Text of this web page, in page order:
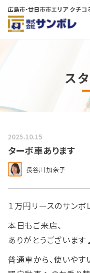
ス
2025.10.15
ターボ車あります
長谷川 加奈子
１万円リースのサン
本日もご来店、
ありがとうございます
普通車から、使いやす